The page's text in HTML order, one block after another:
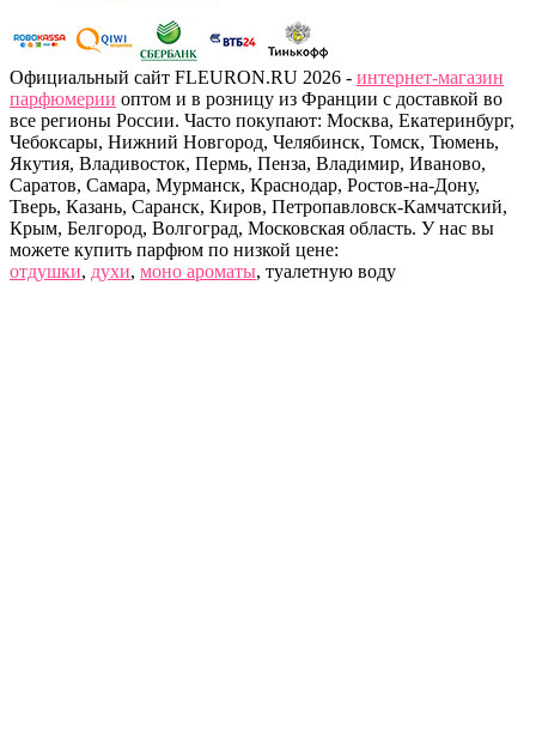
Официальный сайт FLEURON.RU 2026 - интернет-магазин
парфюмерии оптом и в розницу из Франции с доставкой во
все регионы России. Часто покупают: Москва, Екатеринбург,
Чебоксары, Нижний Новгород, Челябинск, Томск, Тюмень,
Якутия, Владивосток, Пермь, Пенза, Владимир, Иваново,
Саратов, Самара, Мурманск, Краснодар, Ростов-на-Дону,
Тверь, Казань, Саранск, Киров, Петропавловск-Камчатский,
Крым, Белгород, Волгоград, Московская область. У нас вы
можете купить парфюм по низкой цене:
отдушки, духи, моно ароматы, туалетную воду